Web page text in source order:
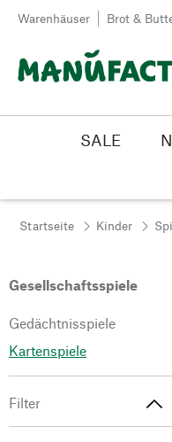
Zum Inhalt springen
Warenhäuser Brot &
SALE
Startseite Kinder
Gesellschaftsspiele
Gedächtnisspiele
Kartenspiele
Filter